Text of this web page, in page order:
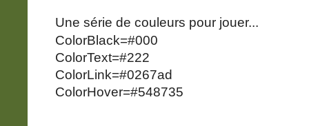
Une série de couleurs pour jouer...
ColorBlack=#000
ColorText=#222
ColorLink=#0267ad
ColorHover=#548735